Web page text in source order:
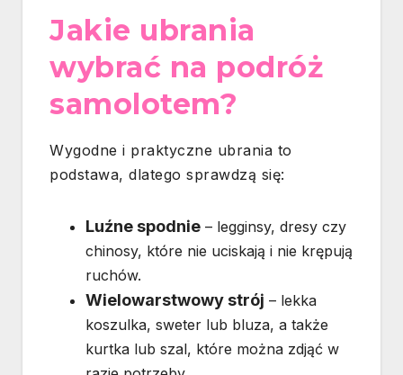
Jakie ubrania
wybrać na podróż
samolotem?
Wygodne i praktyczne ubrania to
podstawa, dlatego sprawdzą się:
Luźne spodnie – legginsy, dresy czy
chinosy, które nie uciskają i nie krępują
ruchów.
Wielowarstwowy strój – lekka
koszulka, sweter lub bluza, a także
kurtka lub szal, które można zdjąć w